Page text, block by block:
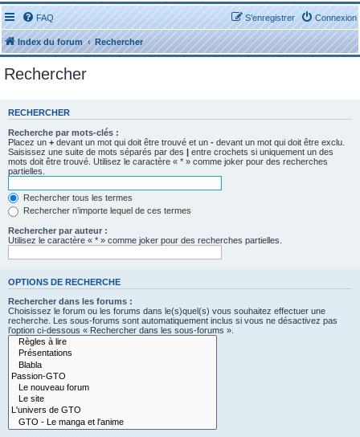
FAQ Connexion
S’enregistrer
Index du forum Rechercher
Rechercher
RECHERCHER
Recherche par mots-clés :
Placez un + devant un mot qui doit être trouvé et un - devant un mot qui doit être exclu.
Saisissez une suite de mots séparés par des | entre crochets si uniquement un des
mots doit être trouvé. Utilisez le caractère « * » comme joker pour des recherches
partielles.
Rechercher tous les termes
Rechercher n’importe lequel de ces termes
Rechercher par auteur :
Utilisez le caractère « * » comme joker pour des recherches partielles.
OPTIONS DE RECHERCHE
Rechercher dans les forums :
Choisissez le forum ou les forums dans le(s)quel(s) vous souhaitez effectuer une
recherche. Les sous-forums sont automatiquement inclus si vous ne désactivez pas
l’option ci-dessous « Rechercher dans les sous-forums ».